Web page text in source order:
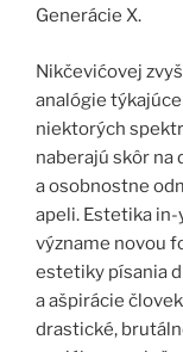
Generácie X.
Nikčevićovej
analógie
niektorých
naberajú skôr
a osobnostne
apeli. Estetika
význame novou
estetiky písania
a ašpirácie
drastické,